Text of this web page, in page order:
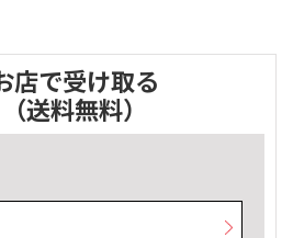
店で受け取る
（送料無料）